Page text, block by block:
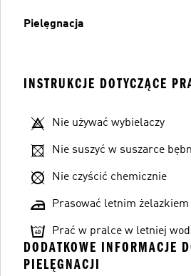
Pielęgnacja
INSTRUKCJE DOTYCZĄCE
Nie używać wybielaczy
Nie suszyć w suszarce
Nie czyścić chemicznie
Prasować letnim żelazkiem
Prać w pralce w letniej
DODATKOWE INFORMACJE
PIELĘGNACJI